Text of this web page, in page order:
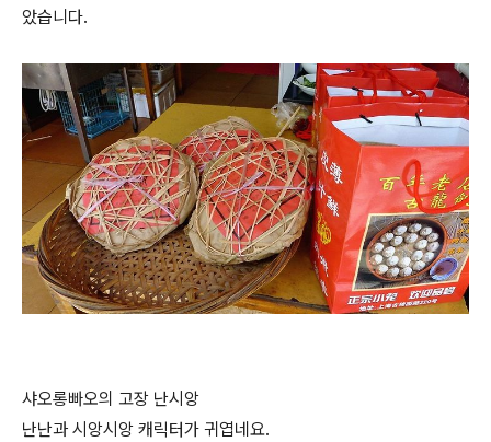
았습니다.
샤오롱빠오의 고장 난시앙
난난과 시앙시앙 캐릭터가 귀엽네요.